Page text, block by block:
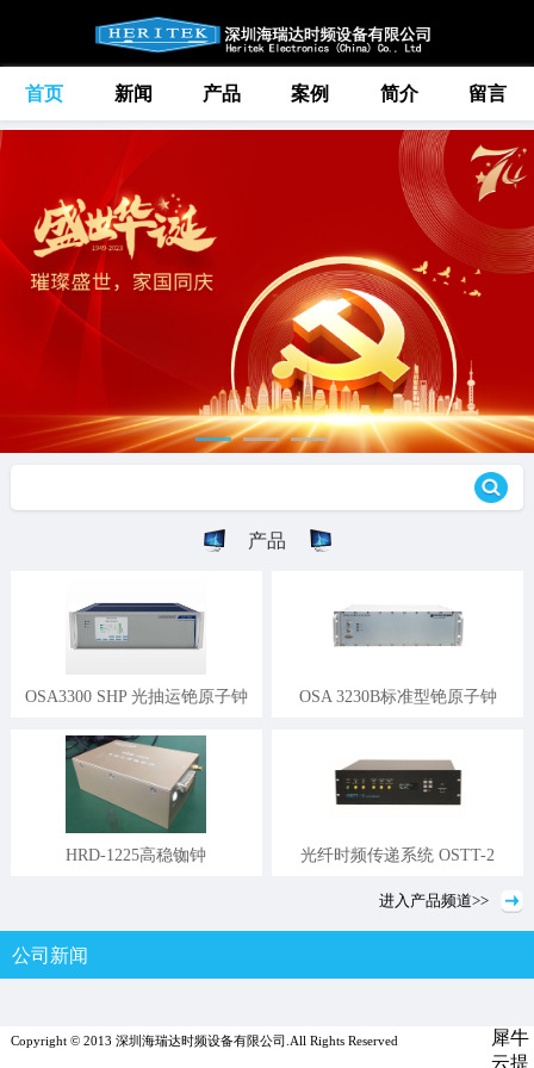
首页 新闻 产品 案例 简介 留言
产品
OSA3300 SHP 光抽运铯原子钟 OSA 3230B标准型铯原子钟
HRD-1225高稳铷钟 光纤时频传递系统 OSTT-2
进入 产品频道>>
公司新闻
Copyright © 2013 深圳海瑞达时频设备有限公司.All Rights Reserved
犀牛
云提